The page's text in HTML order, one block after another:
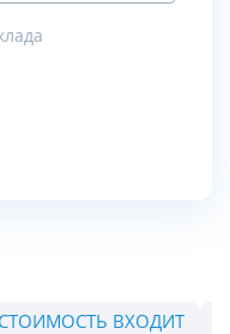
ВХОДИТ